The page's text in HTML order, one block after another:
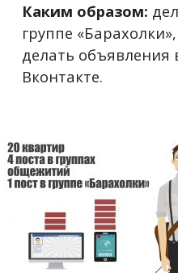
Каким образом:
группе
делать
Вконтакте.